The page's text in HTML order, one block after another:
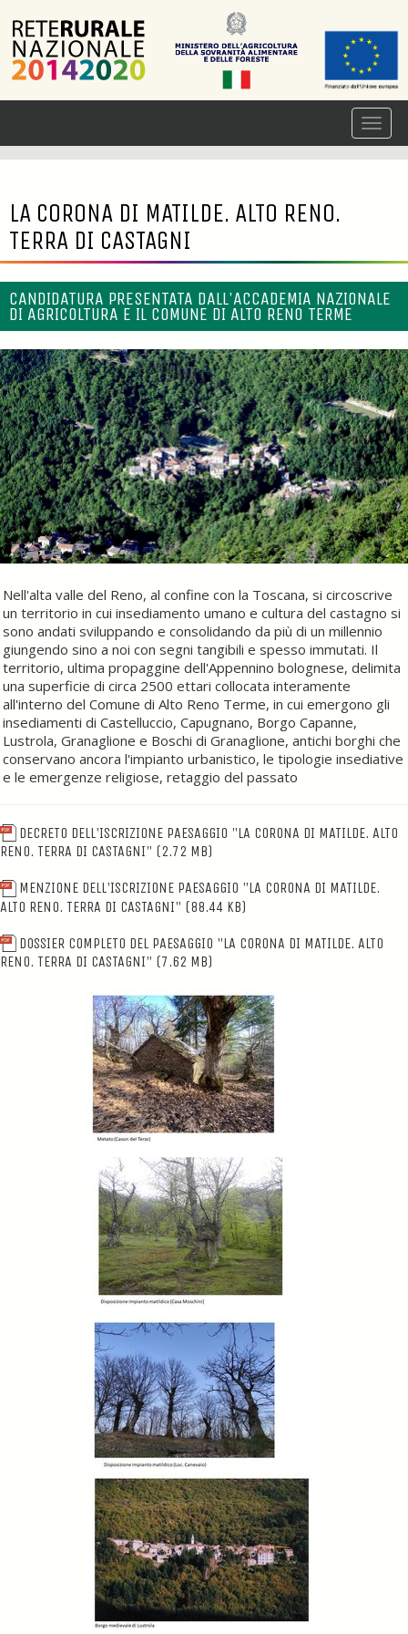
LA CORONA DI MATILDE. ALTO RENO.
TERRA DI CASTAGNI
CANDIDATURA PRESENTATA DALL'ACCADEMIA NAZIONALE
DI AGRICOLTURA E IL COMUNE DI ALTO RENO TERME
Nell'alta valle del Reno, al confine con la Toscana, si circoscrive
un territorio in cui insediamento umano e cultura del castagno si
sono andati sviluppando e consolidando da più di un millennio
giungendo sino a noi con segni tangibili e spesso immutati. Il
territorio, ultima propaggine dell'Appennino bolognese, delimita
una superficie di circa 2500 ettari collocata interamente
all'interno del Comune di Alto Reno Terme, in cui emergono gli
insediamenti di Castelluccio, Capugnano, Borgo Capanne,
Lustrola, Granaglione e Boschi di Granaglione, antichi borghi che
conservano ancora l'impianto urbanistico, le tipologie insediative
e le emergenze religiose, retaggio del passato
DECRETO DELL'ISCRIZIONE PAESAGGIO "LA CORONA DI MATILDE. ALTO
RENO. TERRA DI CASTAGNI" (2.72 MB)
MENZIONE DELL'ISCRIZIONE PAESAGGIO "LA CORONA DI MATILDE.
ALTO RENO. TERRA DI CASTAGNI" (88.44 KB)
DOSSIER COMPLETO DEL PAESAGGIO "LA CORONA DI MATILDE. ALTO
RENO. TERRA DI CASTAGNI" (7.62 MB)